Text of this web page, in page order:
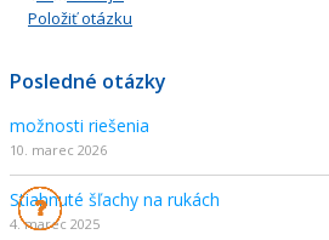
Položiť otázku
Posledné otázky
možnosti riešenia
10. marec 2026
Stiahnuté šľachy na rukách
4. marec 2025